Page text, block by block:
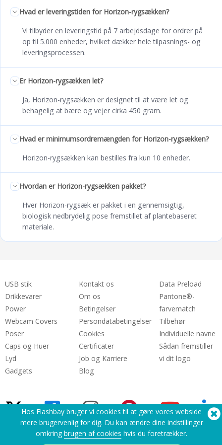
Hvad er leveringstiden for Horizon-rygsækken?
Vi tilbyder en leveringstid på 7 arbejdsdage for ordrer på
op til 5.000 enheder, hvilket dækker hele tilpasnings- og
leveringsprocessen.
Er Horizon-rygsækken let?
Ja, Horizon-rygsækken er designet til at være let og
behagelig at bære og vejer cirka 450 gram.
Hvad er minimumsordremængden for Horizon-rygsækken?
Horizon-rygsækken kan bestilles fra kun 10 enheder.
Hvordan er Horizon-rygsækken pakket?
Hver Horizon-rygsæk er pakket i en gennemsigtig,
biologisk nedbrydelig pose fremstillet af plantebaseret
materiale.
USB stik
Drikkevarer
Power
Webcam Covers
Poser
Caps og Huer
Lyd
Gadgets
Kontakt os
Om os
Betingelser
Persondatabetingelser
Cookies
Certificater
Job og Karriere
Blog
Data Preload
Pantone®-
farvematch
Tilbehør
Individuelle navne
Sådan fremstiller
vi dit logo
Brug for hjælp? Tel:(650) 938-3500 (US)
Hos Flashbay bruger vi cookies til at gøre vores webside
mere brugervenlig for dig. Du kan ændre dine indstillinger
omkring brugen af cookies hvis du foretrækker.